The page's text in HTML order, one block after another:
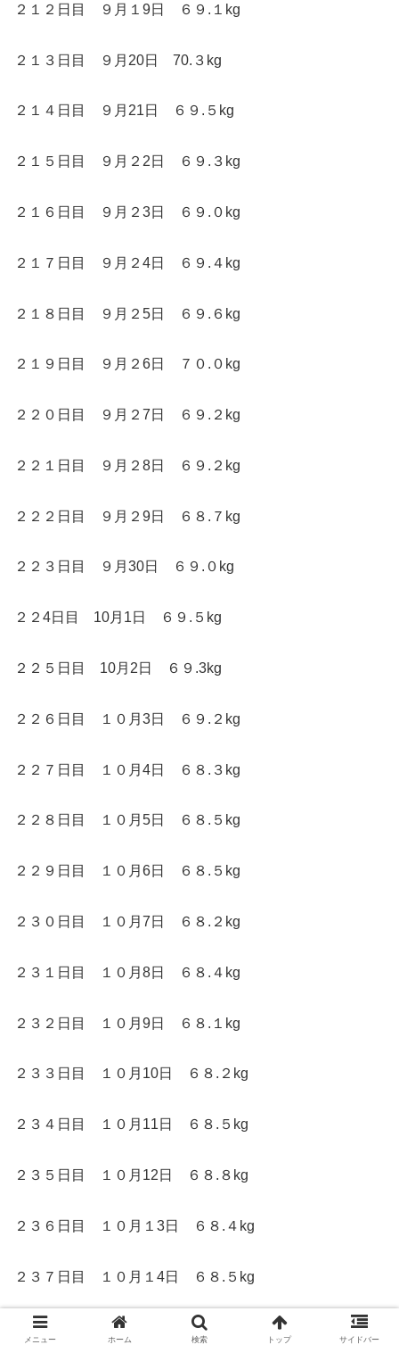
２１２日目 ９月１9日 ６９.１kg
２１３日目 ９月20日 70.３kg
２１４日目 ９月21日 ６９.５kg
２１５日目 ９月２2日 ６９.３kg
２１６日目 ９月２3日 ６９.０kg
２１７日目 ９月２4日 ６９.４kg
２１８日目 ９月２5日 ６９.６kg
２１９日目 ９月２6日 ７０.０kg
２２０日目 ９月２7日 ６９.２kg
２２１日目 ９月２8日 ６９.２kg
２２２日目 ９月２9日 ６８.７kg
２２３日目 ９月30日 ６９.０kg
２２4日目 10月1日 ６９.５kg
２２５日目 10月2日 ６９.3kg
２２６日目 １０月3日 ６９.２kg
２２７日目 １０月4日 ６８.３kg
２２８日目 １０月5日 ６８.５kg
２２９日目 １０月6日 ６８.５kg
２３０日目 １０月7日 ６８.２kg
２３１日目 １０月8日 ６８.４kg
２３２日目 １０月9日 ６８.１kg
２３３日目 １０月10日 ６８.２kg
２３４日目 １０月11日 ６８.５kg
２３５日目 １０月12日 ６８.８kg
２３６日目 １０月１3日 ６８.４kg
２３７日目 １０月１4日 ６８.５kg
２３８日目 １０月１5日 ６８.５kg
メニュー ホーム 検索 トップ サイドバー